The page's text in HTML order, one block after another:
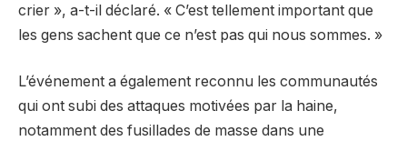
crier », a-t-il déclaré. « C’est tellement important que
les gens sachent que ce n’est pas qui nous sommes. »
L’événement a également reconnu les communautés
qui ont subi des attaques motivées par la haine,
notamment des fusillades de masse dans une